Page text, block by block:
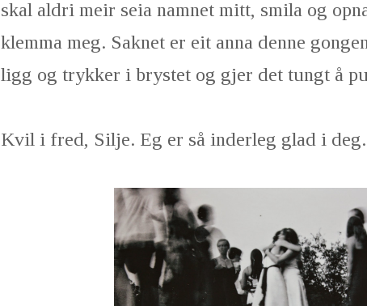
skal aldri meir seia namnet mitt, smila og
klemma meg. Saknet er eit anna denne
ligg og trykker i brystet og gjer det tungt å
Kvil i fred, Silje. Eg er så inderleg glad i deg.